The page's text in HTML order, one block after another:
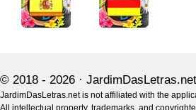
© 2018 - 2026 · JardimDasLetras.net
JardimDasLetras.net is not affiliated with the
All intellectual property, trademarks, and